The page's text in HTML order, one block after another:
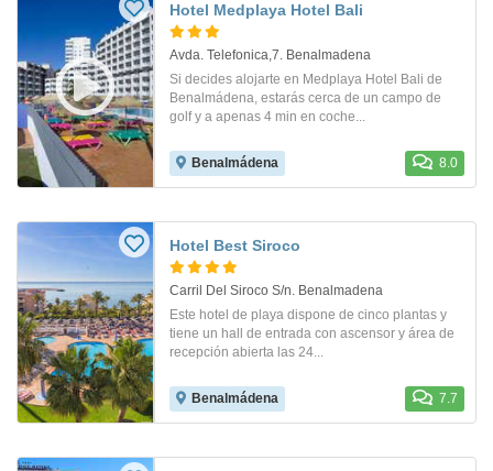
Hotel Medplaya Hotel Bali
Avda. Telefonica,7. Benalmadena
Si decides alojarte en Medplaya Hotel Bali de
Benalmádena, estarás cerca de un campo de
golf y a apenas 4 min en coche...
Benalmádena 8.0
Hotel Best Siroco
Carril Del Siroco S/n. Benalmadena
Este hotel de playa dispone de cinco plantas y
tiene un hall de entrada con ascensor y área de
recepción abierta las 24...
Benalmádena 7.7